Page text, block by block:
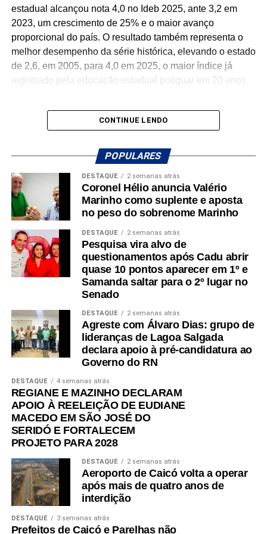
ouvindo a população e prestando contas do que fazemos
que seguimos construindo soluções para um Rio Grande
do Norte mais forte”, afirmou.
O deputado também agradeceu a Tony e Amanda pela
organização do encontro, ao Dr. Bernardo pela
A reunião em Cidade da Esperança integra uma série de
diversas regiões do estado para apresentar os resultados
do mandato, ouvir sugestões e construir novas propostas
voltadas ao desenvolvimento do Rio Grande do Norte.
estadual alcançou nota 4,0 no Ideb 2025, ante 3,2 em
2023, um crescimento de 25% e o maior avanço
proporcional do país. O resultado também representa o
melhor desempenho da série histórica, elevando o estado
de 2,6, em 2005, para 4,0 em 2025, o maior índice já
registrado pela educação estadual potiguar em 20 anos.
Desde 2019, o Governo Fátima Bezerra tem investido na
melhoria da infraestrutura escolar, com cerca de 230
escolas reformadas, ampliadas ou em obras, além da
climatização das salas de aula. Também destinou R$ 193
milhões para inovação e tecnologia, universalizando a
internet de alta velocidade nas escolas e ampliando
laboratórios, equipamentos e núcleos de inovação.
Os avanços também aparecem na expansão da
educação em tempo integral, que cresceu 227,5% e hoje
atende mais de 34 mil estudantes em 248 escolas, e na
Educação Profissional, que registrou crescimento de
254%, alcançando 25 mil matrículas em 144 escolas. A
rede ainda fortaleceu a Educação de Jovens e Adultos
(EJA), com quase 24 mil estudantes, ampliou a educação
da educação, com mais de 5 mil convocações desde
2019.
históricos, o planejamento, os investimentos e a parceria
entre Estado, municípios e Governo Federal estão
recolocando a educação potiguar em um novo patamar.
CONTINUE LENDO
POPULARES
DESTAQUE 2 semanas atrás
Coronel Hélio anuncia Valério
Marinho como suplente e aposta
no peso do sobrenome Marinho
DESTAQUE 2 semanas atrás
Pesquisa vira alvo de
questionamentos após Cadu abrir
quase 10 pontos aparecer em 1º e
Samanda saltar para o 2º lugar no
Senado
DESTAQUE 2 semanas atrás
Agreste com Álvaro Dias: grupo de
lideranças de Lagoa Salgada
declara apoio à pré-candidatura ao
Governo do RN
DESTAQUE 4 semanas atrás
REGIANE E MAZINHO DECLARAM
APOIO À REELEIÇÃO DE EUDIANE
MACEDO EM SÃO JOSÉ DO
SERIDÓ E FORTALECEM
PROJETO PARA 2028
DESTAQUE 2 semanas atrás
Aeroporto de Caicó volta a operar
após mais de quatro anos de
interdição
DESTAQUE 3 semanas atrás
Prefeitos de Caicó e Parelhas não